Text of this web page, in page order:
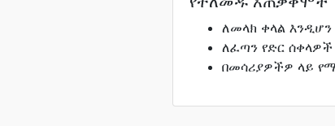
ለመላክ ቀላል
ለፈጣን የድር
በመሳሪያዎችዎ ላይ